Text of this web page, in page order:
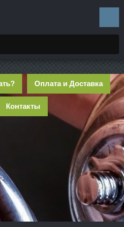
Оплата и Доставка
Контакты